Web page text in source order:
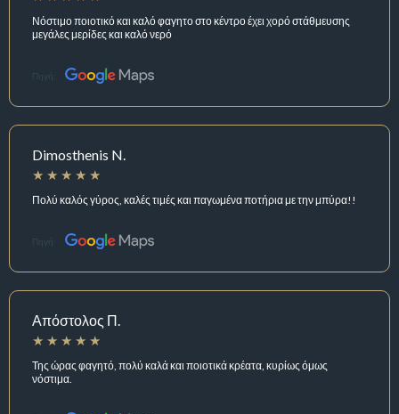
Νόστιμο ποιοτικό και καλό φαγητο στο κέντρο έχει χορό στάθμευσης
μεγάλες μερίδες και καλό νερό
Πηγή:
Dimosthenis N.
Πολύ καλός γύρος, καλές τιμές και παγωμένα ποτήρια με την μπύρα!!
Πηγή:
Απόστολος Π.
Της ώρας φαγητό, πολύ καλά και ποιοτικά κρέατα, κυρίως όμως
νόστιμα.